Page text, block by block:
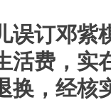
误订邓紫
活费，实
换，经核